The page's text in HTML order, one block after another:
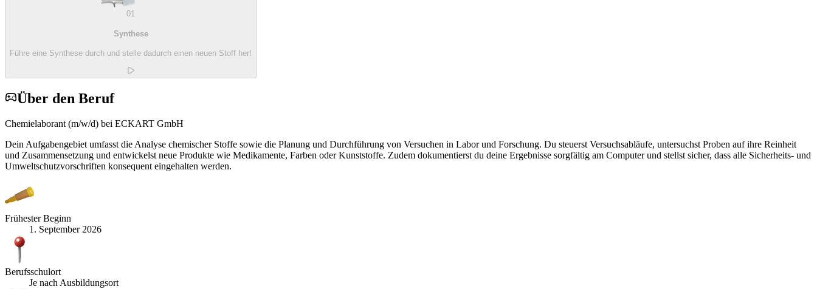
01
Synthese
Führe eine Synthese durch und stelle dadurch einen neuen Stoff her!
Über den Beruf
Chemielaborant (m/w/d) bei ECKART GmbH
Dein Aufgabengebiet umfasst die Analyse chemischer Stoffe sowie die Planung und Durchführung von Versuchen in Labor und Forschung. Du steuerst Versuchsabläufe, untersuchst Proben auf ihre Reinheit
und Zusammensetzung und entwickelst neue Produkte wie Medikamente, Farben oder Kunststoffe. Zudem dokumentierst du deine Ergebnisse sorgfältig am Computer und stellst sicher, dass alle Sicherheits- und
Umweltschutzvorschriften konsequent eingehalten werden.
Frühester Beginn
1. September 2026
Berufsschulort
Je nach Ausbildungsort